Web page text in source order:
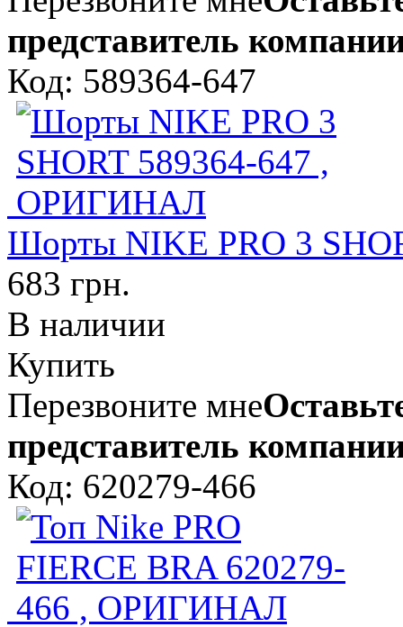
представитель
Код: 589364-647
Шорты NIKE PRO 3
683 грн.
В наличии
Купить
Перезвоните мне
представитель
Код: 620279-466